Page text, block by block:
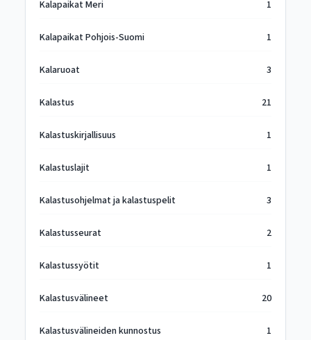
Kalapaikat Meri 1
Kalapaikat Pohjois-Suomi 1
Kalaruoat 3
Kalastus 21
Kalastuskirjallisuus 1
Kalastuslajit 1
Kalastusohjelmat ja kalastuspelit 3
Kalastusseurat 2
Kalastussyötit 1
Kalastusvälineet 20
Kalastusvälineiden kunnostus 1